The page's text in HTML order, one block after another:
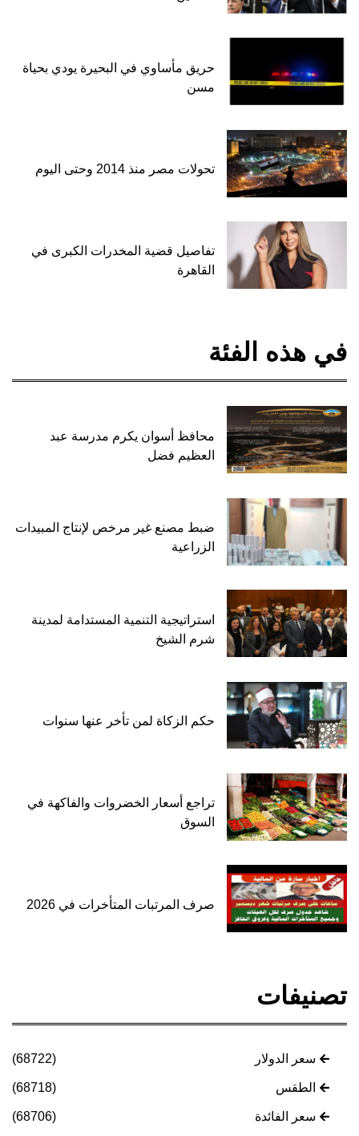
حريق مأساوي في البحيرة يودي بحياة
مسن
تحولات مصر منذ 2014 وحتى اليوم
تفاصيل قضية المخدرات الكبرى في
القاهرة
في هذه الفئة
محافظ أسوان يكرم مدرسة عبد
العظيم فضل
ضبط مصنع غير مرخص لإنتاج المبيدات
الزراعية
استراتيجية التنمية المستدامة لمدينة
شرم الشيخ
حكم الزكاة لمن تأخر عنها سنوات
تراجع أسعار الخضروات والفاكهة في
السوق
صرف المرتبات المتأخرات في 2026
تصنيفات
سعر الدولار (68722)
الطقس (68718)
سعر الفائدة (68706)